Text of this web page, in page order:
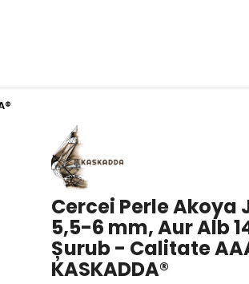
Cercei Perle Akoya
5,5-6 mm, Aur Alb
Șurub - Calitate
KASKADDA®